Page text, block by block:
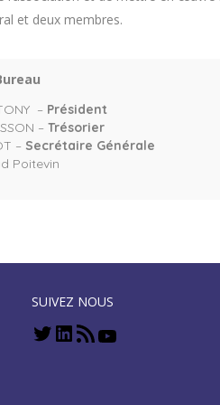
et deux membres.
– Président
– Trésorier
– Secrétaire Générale
Poitevin
SUIVEZ NOUS